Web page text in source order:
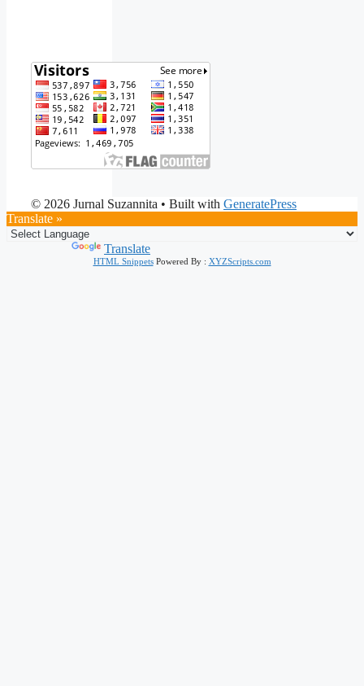
© 2026 Jurnal Suzannita • Built with GeneratePress
Translate »
Translate
HTML SnippetsPowered By : XYZScripts.com